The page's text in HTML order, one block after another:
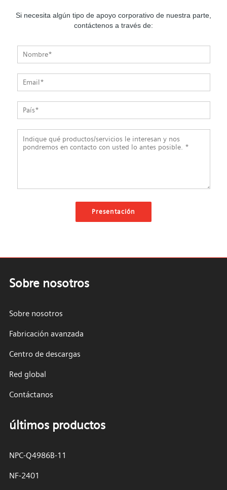
Si necesita algún tipo de apoyo corporativo de nuestra parte,
contáctenos a través de:
Sobre nosotros
Sobre nosotros
Fabricación avanzada
Centro de descargas
Red global
Contáctanos
últimos productos
NPC-Q4986B-11
NF-2401